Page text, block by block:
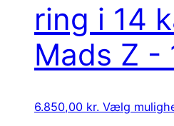
ring i 14
Mads Z -
6.850,00 kr. Vælg